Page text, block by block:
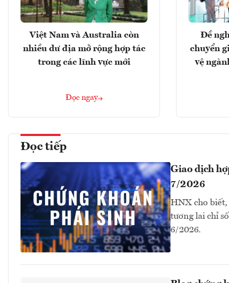
Việt Nam và Australia còn
nhiều dư địa mở rộng hợp tác
trong các lĩnh vực mới
Đọc ngay
Đề
chuyển
vệ
Đọc tiếp
Giao dịch
7/2026
HNX cho biết,
tương lai chỉ
6/2026.